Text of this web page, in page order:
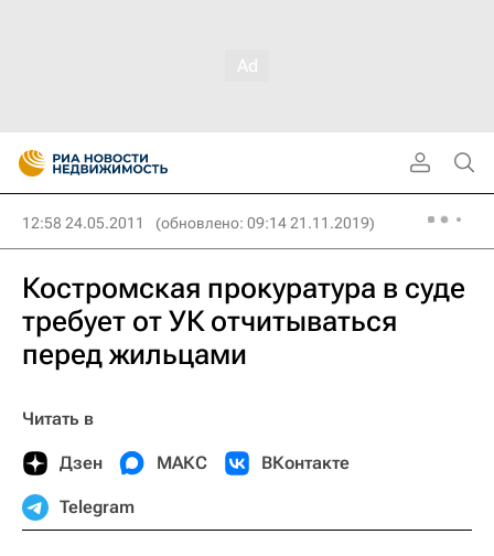
12:58 24.05.2011 (обновлено: 09:14 21.11.2019)
Костромская прокуратура в суде
требует от УК отчитываться
перед жильцами
Читать в
Дзен МАКС ВКонтакте
Telegram